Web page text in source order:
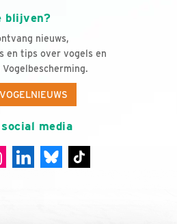
blijven?
nieuws,
en tips over vogels en
media